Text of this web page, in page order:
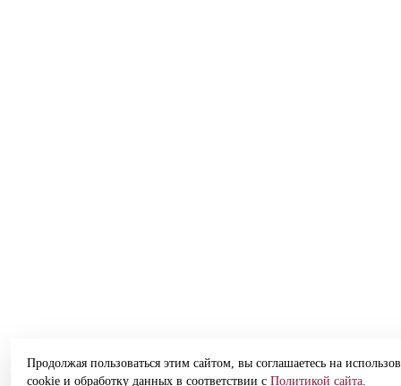
Продолжая пользоваться этим сайтом, вы соглашаетесь на
cookie и обработку данных в соответствии с Политикой сайта.